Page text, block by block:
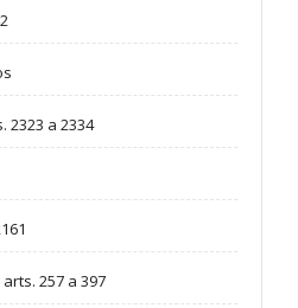
2323 a 2334
257 a 397